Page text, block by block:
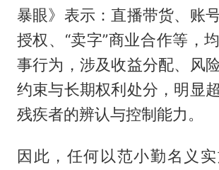
暴眼》表示：直播带货、账
授权、“卖字”商业合作等，
事行为，涉及收益分配、风
约束与长期权利处分，明显
残疾者的辨认与控制能力。
因此，任何以范小勤名义